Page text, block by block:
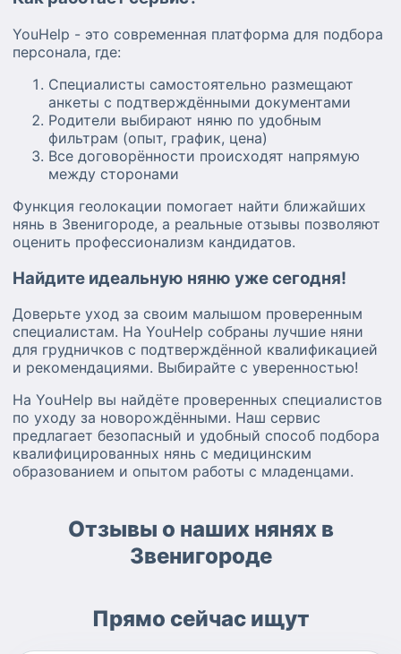
YouHelp - это современная платформа для подбора
персонала, где:
Специалисты самостоятельно размещают
анкеты с подтверждёнными документами
Родители выбирают няню по удобным
фильтрам (опыт, график, цена)
Все договорённости происходят напрямую
между сторонами
Функция геолокации помогает найти ближайших
нянь в Звенигороде, а реальные отзывы позволяют
оценить профессионализм кандидатов.
Найдите идеальную няню уже сегодня!
Доверьте уход за своим малышом проверенным
специалистам. На YouHelp собраны лучшие няни
для грудничков с подтверждённой квалификацией
и рекомендациями. Выбирайте с уверенностью!
На YouHelp вы найдёте проверенных специалистов
по уходу за новорождёнными. Наш сервис
предлагает безопасный и удобный способ подбора
квалифицированных нянь с медицинским
образованием и опытом работы с младенцами.
Отзывы о наших нянях в
Звенигороде
Прямо сейчас ищут